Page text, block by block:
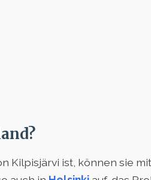
Kilpisjärvi ist, können sie